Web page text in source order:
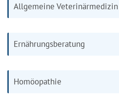
Allgemeine Veterinärmedizin
Ernährungsberatung
Homöopathie